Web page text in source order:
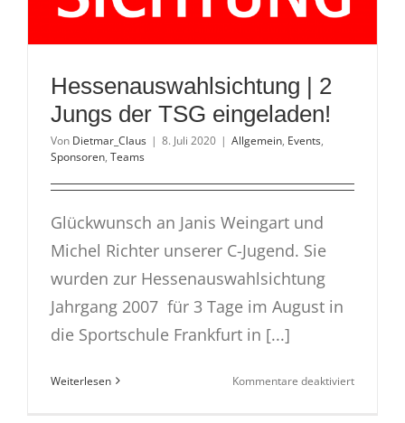
Hessenauswahlsichtung | 2
Jungs der TSG eingeladen!
Von Dietmar_Claus | 8. Juli 2020 | Allgemein, Events,
Sponsoren, Teams
Glückwunsch an Janis Weingart und
Michel Richter unserer C-Jugend. Sie
wurden zur Hessenauswahlsichtung
Jahrgang 2007 für 3 Tage im August in
die Sportschule Frankfurt in [...]
Weiterlesen Kommentare deaktiviertfür